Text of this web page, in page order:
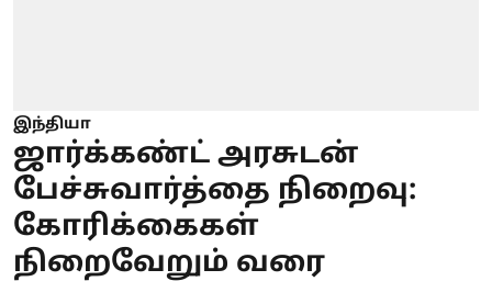
இந்தியா
ஜார்க்கண்ட் அரசுடன்
பேச்சுவார்த்தை நிறைவு:
கோரிக்கைகள்
நிறைவேறும் வரை